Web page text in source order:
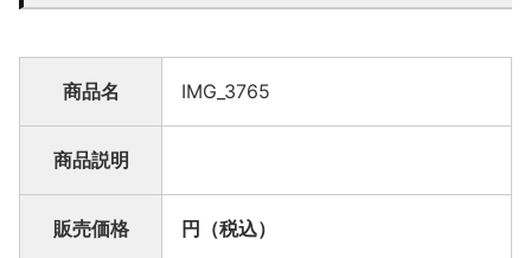
商品名 IMG_3765
商品説明
販売価格 円（税込）